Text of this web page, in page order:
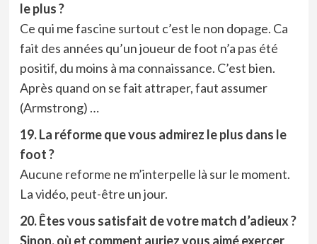
le plus ?
Ce qui me fascine surtout c’est le non dopage. Ca
fait des années qu’un joueur de foot n’a pas été
positif, du moins à ma connaissance. C’est bien.
Après quand on se fait attraper, faut assumer
(Armstrong) …
19. La réforme que vous admirez le plus dans le
foot ?
Aucune reforme ne m’interpelle là sur le moment.
La vidéo, peut-être un jour.
20. Êtes vous satisfait de votre match d’adieux ?
Sinon, où et comment auriez vous aimé exercer